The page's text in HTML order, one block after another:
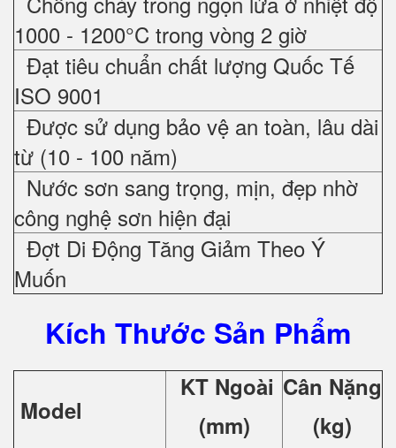
1000 - 1200°C trong vòng 2 giờ
Đạt tiêu chuẩn chất lượng Quốc Tế
ISO 9001
Được sử dụng bảo vệ an toàn, lâu dài
từ (10 - 100 năm)
Nước sơn sang trọng, mịn, đẹp nhờ
công nghệ sơn hiện đại
Đợt Di Động Tăng Giảm Theo Ý
Muốn
Kích Thước Sản Phẩm
Model
KT Ngoài
(mm)
Cân Nặng
(kg)